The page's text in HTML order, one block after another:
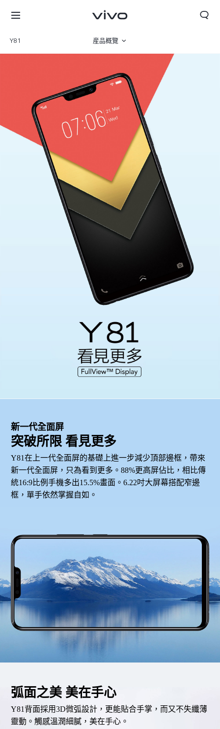
Select Location
Y81 産品概覽
新一代全面屏
突破所限 看見更多
Y81在上一代全面屏的基礎上進一步減少頂部邊框，帶來
新一代全面屏，只為看到更多。88%更高屏佔比，相比傳
統16:9比例手機多出15.5%畫面。6.22吋大屏幕搭配窄邊
框，單手依然掌握自如。
弧面之美 美在手心
Y81背面採用3D微弧設計，更能貼合手掌，而又不失纖薄
靈動。觸感溫潤細膩，美在手心。